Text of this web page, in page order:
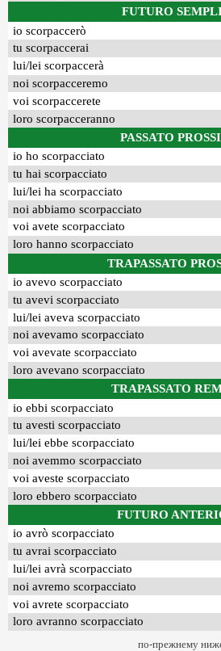
FUTURO
io scorpaccerò
tu scorpaccerai
lui/lei scorpaccerà
noi scorpacceremo
voi scorpaccerete
loro scorpacceranno
PASSATO
io ho scorpacciato
tu hai scorpacciato
lui/lei ha scorpacciato
noi abbiamo scorpacciato
voi avete scorpacciato
loro hanno scorpacciato
TRAPASSATO
io avevo scorpacciato
tu avevi scorpacciato
lui/lei aveva scorpacciato
noi avevamo scorpacciato
voi avevate scorpacciato
loro avevano scorpacciato
TRAPASSATO
io ebbi scorpacciato
tu avesti scorpacciato
lui/lei ebbe scorpacciato
noi avemmo scorpacciato
voi aveste scorpacciato
loro ebbero scorpacciato
FUTURO
io avrò scorpacciato
tu avrai scorpacciato
lui/lei avrà scorpacciato
noi avremo scorpacciato
voi avrete scorpacciato
loro avranno scorpacciato
по-прежнему